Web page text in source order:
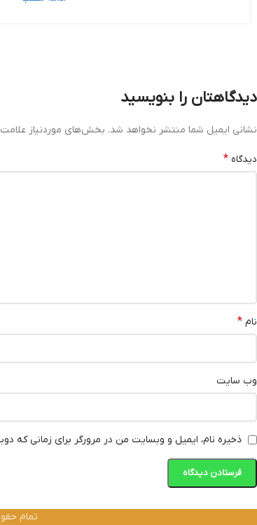
دیدگاهتان را بنویسید
نشانی ایمیل شما منتشر نخواهد شد. بخش‌های موردنیاز
دیدگاه *
نام *
وب‌ سایت
ذخیره نام، ایمیل و وبسایت من در مرورگر برای زمانی که
تمام